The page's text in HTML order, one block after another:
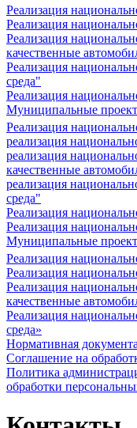
Реализация
Реализация
Реализация
качественные
Реализация
среда"
Реализация
Муниципальные
Реализация
реализация
реализация
качественные
реализация
среда"
Реализация
Реализация
Муниципальные
Реализация
Реализация
Реализация
качественные
Реализация
среда»
Нормативная
Соглашение на
Политика
обработки